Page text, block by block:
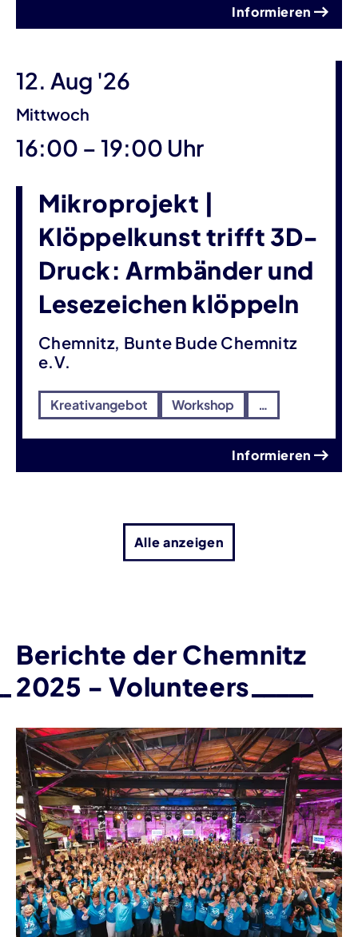
Informieren
12. Aug '26
Mittwoch
16:00 – bis
19:00 Uhr
Mikroprojekt |
Klöppelkunst trifft 3D-
Druck: Armbänder und
Lesezeichen klöppeln
Chemnitz, Bunte Bude Chemnitz
e.V.
Kreativangebot Workshop …
Informieren
Alle anzeigen
Berichte der Chemnitz
2025 - Volunteers